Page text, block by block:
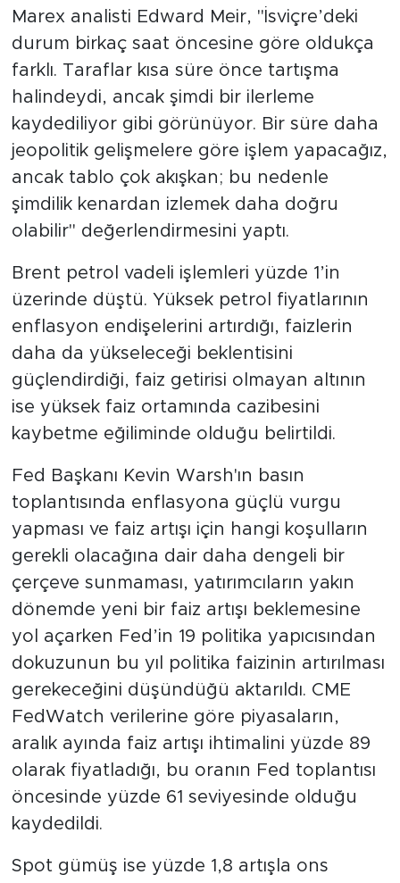
Marex analisti Edward Meir, "İsviçre’deki
durum birkaç saat öncesine göre oldukça
farklı. Taraflar kısa süre önce tartışma
halindeydi, ancak şimdi bir ilerleme
kaydediliyor gibi görünüyor. Bir süre daha
jeopolitik gelişmelere göre işlem yapacağız,
ancak tablo çok akışkan; bu nedenle
şimdilik kenardan izlemek daha doğru
olabilir" değerlendirmesini yaptı.
Brent petrol vadeli işlemleri yüzde 1’in
üzerinde düştü. Yüksek petrol fiyatlarının
enflasyon endişelerini artırdığı, faizlerin
daha da yükseleceği beklentisini
güçlendirdiği, faiz getirisi olmayan altının
ise yüksek faiz ortamında cazibesini
kaybetme eğiliminde olduğu belirtildi.
Fed Başkanı Kevin Warsh'ın basın
toplantısında enflasyona güçlü vurgu
yapması ve faiz artışı için hangi koşulların
gerekli olacağına dair daha dengeli bir
çerçeve sunmaması, yatırımcıların yakın
dönemde yeni bir faiz artışı beklemesine
yol açarken Fed’in 19 politika yapıcısından
dokuzunun bu yıl politika faizinin artırılması
gerekeceğini düşündüğü aktarıldı. CME
FedWatch verilerine göre piyasaların,
aralık ayında faiz artışı ihtimalini yüzde 89
olarak fiyatladığı, bu oranın Fed toplantısı
öncesinde yüzde 61 seviyesinde olduğu
kaydedildi.
Spot gümüş ise yüzde 1,8 artışla ons